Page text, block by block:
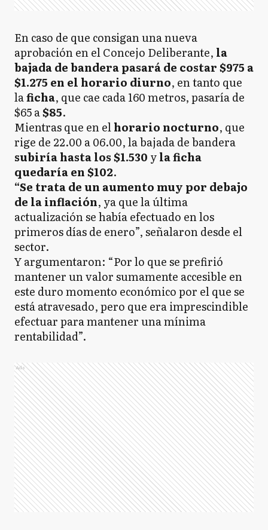
En caso de que consigan una nueva
aprobación en el Concejo Deliberante, la
bajada de bandera pasará de costar $975 a
$1.275 en el horario diurno, en tanto que
laficha, que cae cada 160 metros, pasaría de
$65 a$85.
Mientras que en elhorario nocturno, que
rige de 22.00 a 06.00, la bajada de bandera
subiría hasta los $1.530 yla ficha
quedaría en $102.
“Se trata de un aumento muy por debajo
de la inflación, ya que la última
actualización se había efectuado en los
primeros días de enero”, señalaron desde el
sector.
Y argumentaron: “Por lo que se prefirió
mantener un valor sumamente accesible en
este duro momento económico por el que se
está atravesado, pero que era imprescindible
efectuar para mantener una mínima
rentabilidad”.
Ads